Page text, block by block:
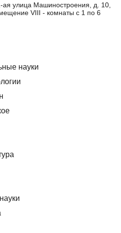
ая улица Машиностроения, д. 10,
VIII - комнаты с 1 по 6
науки